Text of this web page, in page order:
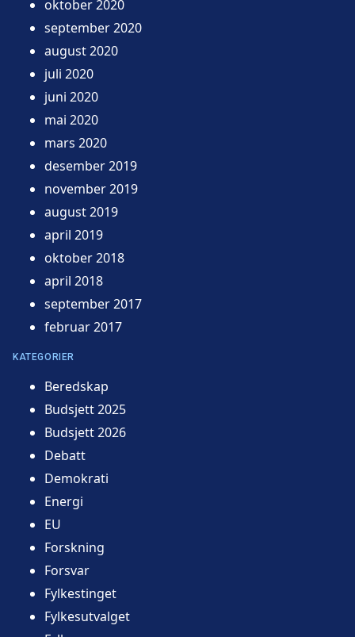
oktober 2020
september 2020
august 2020
juli 2020
juni 2020
mai 2020
mars 2020
desember 2019
november 2019
august 2019
april 2019
oktober 2018
april 2018
september 2017
februar 2017
KATEGORIER
Beredskap
Budsjett 2025
Budsjett 2026
Debatt
Demokrati
Energi
EU
Forskning
Forsvar
Fylkestinget
Fylkesutvalget